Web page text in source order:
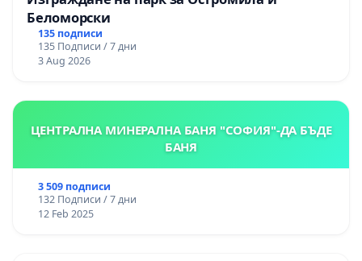
Беломорски
135 подписи
135 Подписи / 7 дни
3 Aug 2026
ЦЕНТРАЛНА МИНЕРАЛНА БАНЯ "СОФИЯ"-ДА БЪДЕ
БАНЯ
3 509 подписи
132 Подписи / 7 дни
12 Feb 2025